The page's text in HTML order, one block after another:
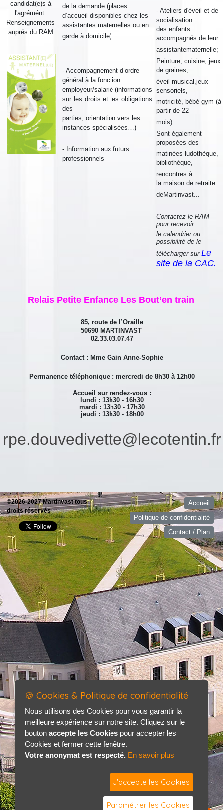
candidat(e)s à
l'agrémént.
Renseignements
auprés du RAM
de la demande (places
d’accueil disponibles chez les
assistantes maternelles ou en
garde à domicile)
- Accompagnement d’ordre
général à la fonction
employeur/salarié (informations
sur les droits et les obligations
des
parties, orientation vers les
instances spécialisées…)
- Information aux futurs
professionnels
- Ateliers d'éveil et de
socialisation
des enfants
accompagnés de leur
assistantematernelle;
Peinture, cuisine, jeux
de graines,
éveil musical,jeux
sensoriels,
motricité, bébé gym (à
partir de 22
mois)...
Sont également
proposées des
matinées ludothèque,
bibliothèque,
rencontres à
la maison de retraite
deMartinvast...
Contactez le RAM
pour recevoir
le calendrier ou
possibilité de le
télécharger sur Le
site de la CAC.
Relais Petite Enfance Les Bout’en train
85, route de l’Oraille
50690 MARTINVAST
02.33.03.07.47
Contact : Mme Gain Anne-Sophie
Permanence téléphonique : mercredi de 8h30 à 12h00
Accueil sur rendez-vous :
lundi : 13h30 - 16h30
mardi : 13h30 - 17h30
jeudi : 13h30 - 18h00
rpe.douvedivette@lecotentin.fr
©2026-2027 Martinvast tous
droits réservés
Accueil
Politique de confidentialité
Contact / Plan
🍪 Cookies & Politique de confidentialité
Nous utilisons des Cookies pour vous garantir la
meilleure expérience sur notre site. Cliquez sur le
bouton accepte les Cookies pour accepter les
Cookies et fermer cette fenêtre.
Votre anonymat est respecté. En savoir plus
J'accepte les Cookies
Paramétrer les Cookies